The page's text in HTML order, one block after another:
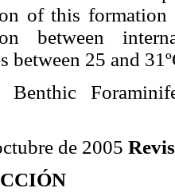
of this
between
between 25 and
Benthic
de 2005